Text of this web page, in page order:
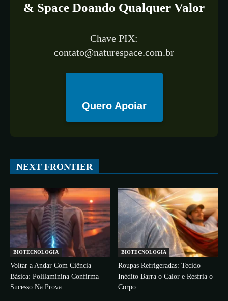
& Space Doando Qualquer Valor
Chave PIX:
contato@naturespace.com.br
Quero Apoiar
NEXT FRONTIER
BIOTECNOLOGIA
Voltar a Andar Com Ciência
Básica: Polilaminina Confirma
Sucesso Na Prova...
BIOTECNOLOGIA
Roupas Refrigeradas: Tecido
Inédito Barra o Calor e Resfria o
Corpo...